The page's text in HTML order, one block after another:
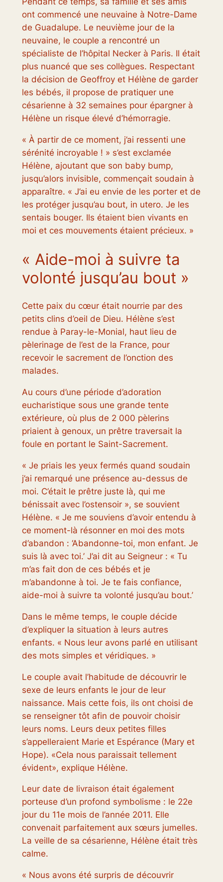
ont commencé une neuvaine à Notre-Dame
de Guadalupe. Le neuvième jour de la
neuvaine, le couple a rencontré un
spécialiste de l’hôpital Necker à Paris. Il était
plus nuancé que ses collègues. Respectant
la décision de Geoffroy et Hélène de garder
les bébés, il propose de pratiquer une
césarienne à 32 semaines pour épargner à
Hélène un risque élevé d’hémorragie.
« À partir de ce moment, j’ai ressenti une
sérénité incroyable ! » s’est exclamée
Hélène, ajoutant que son baby bump,
jusqu’alors invisible, commençait soudain à
apparaître. « J’ai eu envie de les porter et de
les protéger jusqu’au bout, in utero. Je les
sentais bouger. Ils étaient bien vivants en
moi et ces mouvements étaient précieux. »
« Aide-moi à suivre ta
volonté jusqu’au bout »
Cette paix du cœur était nourrie par des
petits clins d’oeil de Dieu. Hélène s’est
rendue à Paray-le-Monial, haut lieu de
pèlerinage de l’est de la France, pour
recevoir le sacrement de l’onction des
malades.
Au cours d’une période d’adoration
eucharistique sous une grande tente
extérieure, où plus de 2 000 pèlerins
priaient à genoux, un prêtre traversait la
foule en portant le Saint-Sacrement.
« Je priais les yeux fermés quand soudain
j’ai remarqué une présence au-dessus de
moi. C’était le prêtre juste là, qui me
bénissait avec l’ostensoir », se souvient
Hélène. « Je me souviens d’avoir entendu à
ce moment-là résonner en moi des mots
d’abandon : ‘Abandonne-toi, mon enfant. Je
suis là avec toi.’ J’ai dit au Seigneur : « Tu
m’as fait don de ces bébés et je
m’abandonne à toi. Je te fais confiance,
aide-moi à suivre ta volonté jusqu’au bout.’
Dans le même temps, le couple décide
d’expliquer la situation à leurs autres
enfants. « Nous leur avons parlé en utilisant
des mots simples et véridiques. »
Le couple avait l’habitude de découvrir le
sexe de leurs enfants le jour de leur
naissance. Mais cette fois, ils ont choisi de
se renseigner tôt afin de pouvoir choisir
leurs noms. Leurs deux petites filles
s’appelleraient Marie et Espérance (Mary et
Hope). «Cela nous paraissait tellement
évident», explique Hélène.
Leur date de livraison était également
porteuse d’un profond symbolisme : le 22e
jour du 11e mois de l’année 2011. Elle
convenait parfaitement aux sœurs jumelles.
La veille de sa césarienne, Hélène était très
calme.
« Nous avons été surpris de découvrir